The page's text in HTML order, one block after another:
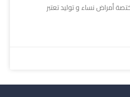
أمراض نساء و توليد ﺗﻌﺘﺒﺮ